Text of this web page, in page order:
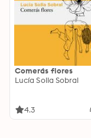
Comerás flores
Lucía Solla Sobral
4.3